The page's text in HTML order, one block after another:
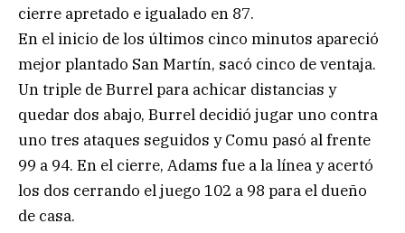
cierre apretado e igualado en 87.
En el inicio de los últimos cinco minutos apareció
mejor plantado San Martín, sacó cinco de ventaja.
Un triple de Burrel para achicar distancias y
quedar dos abajo, Burrel decidió jugar uno contra
uno tres ataques seguidos y Comu pasó al frente
99 a 94. En el cierre, Adams fue a la línea y acertó
los dos cerrando el juego 102 a 98 para el dueño
de casa.